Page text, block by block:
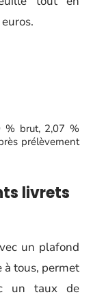
% brut, 2,07 %
prélèvement
livrets
un plafond
à tous, permet
un taux de